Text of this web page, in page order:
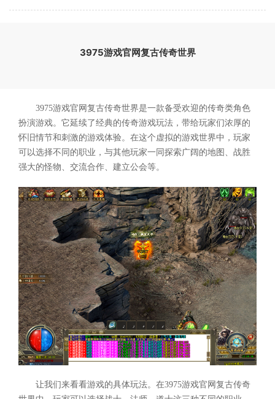
3975游戏官网复古传奇世界
3975游戏官网复古传奇世界是一款备受欢迎的传奇类角色
扮演游戏。它延续了经典的传奇游戏玩法，带给玩家们浓厚的
怀旧情节和刺激的游戏体验。在这个虚拟的游戏世界中，玩家
可以选择不同的职业，与其他玩家一同探索广阔的地图、战胜
强大的怪物、交流合作、建立公会等。
让我们来看看游戏的具体玩法。在3975游戏官网复古传奇